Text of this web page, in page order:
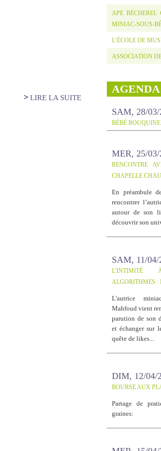
LIRE LA SUITEDE PIZZAIOLO
APE BÉCHEREL
MINIAC-SOUS-
L’ÉCOLE DE
ASSOCIATION
AGENDA
SAM, 28/
BÉBÉ BOUQUINE
MER, 25/
RENCONTRE
CHAPELLE
En préambule
rencontrer
autour de son
découvrir son
SAM, 11/04/
L'INTIMITÉ
ALGORITHMES :
L'autrice
Mahfoud vient
parution de son
et échanger sur
quête de likes...
DIM, 12/04/
BOURSE AUX
Partage de
graines: